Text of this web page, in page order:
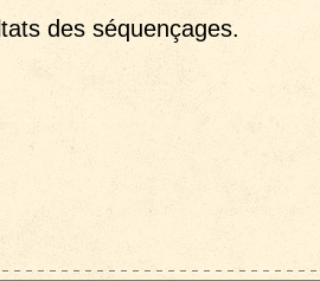
des séquençages.